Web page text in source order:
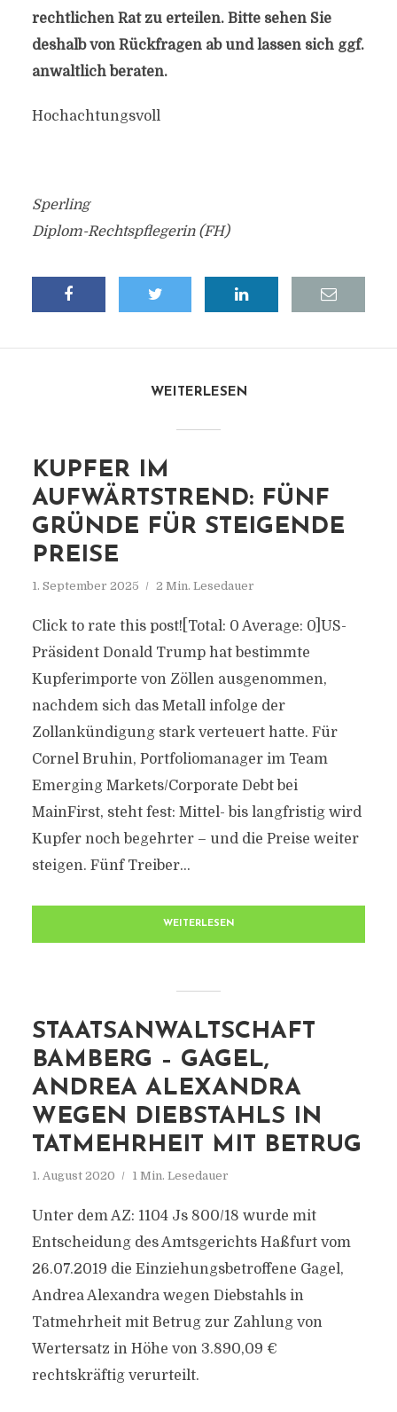
rechtlichen Rat zu erteilen. Bitte sehen Sie
deshalb von Rückfragen ab und lassen sich ggf.
anwaltlich beraten.
Hochachtungsvoll
Sperling
Diplom-Rechtspflegerin (FH)
WEITERLESEN
KUPFER IM
AUFWÄRTSTREND: FÜNF
GRÜNDE FÜR STEIGENDE
PREISE
1. September 2025 2 Min. Lesedauer
Click to rate this post![Total: 0 Average: 0]US-
Präsident Donald Trump hat bestimmte
Kupferimporte von Zöllen ausgenommen,
nachdem sich das Metall infolge der
Zollankündigung stark verteuert hatte. Für
Cornel Bruhin, Portfoliomanager im Team
Emerging Markets/Corporate Debt bei
MainFirst, steht fest: Mittel- bis langfristig wird
Kupfer noch begehrter – und die Preise weiter
steigen. Fünf Treiber...
WEITERLESEN
STAATSANWALTSCHAFT
BAMBERG – GAGEL,
ANDREA ALEXANDRA
WEGEN DIEBSTAHLS IN
TATMEHRHEIT MIT BETRUG
1. August 2020 1 Min. Lesedauer
Unter dem AZ: 1104 Js 800/18 wurde mit
Entscheidung des Amtsgerichts Haßfurt vom
26.07.2019 die Einziehungsbetroffene Gagel,
Andrea Alexandra wegen Diebstahls in
Tatmehrheit mit Betrug zur Zahlung von
Wertersatz in Höhe von 3.890,09 €
rechtskräftig verurteilt.